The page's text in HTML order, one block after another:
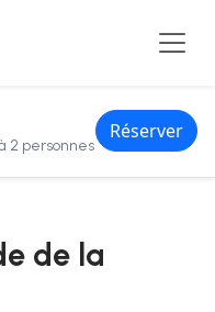
2 personnes
Réserver
de la